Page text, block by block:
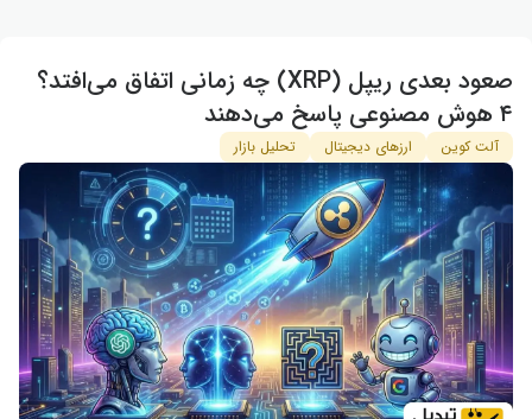
صعود بعدی ریپل (XRP) چه زمانی اتفاق می‌افتد؟
۴ هوش مصنوعی پاسخ می‌دهند
آلت کوین ارزهای دیجیتال تحلیل بازار